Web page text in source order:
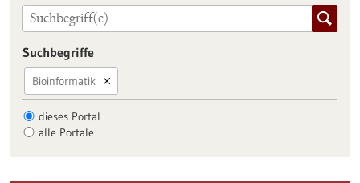
Suchbegriffe
Bioinformatik
dieses Portal
alle Portale